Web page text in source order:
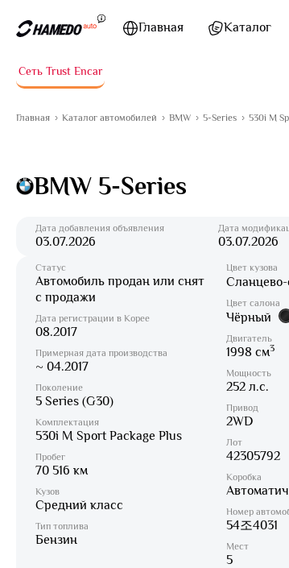
Главная
Каталог
Сеть Trust Encar
Главная Каталог автомобилей BMW 5-Series 530i M
BMW 5-Series
Дата добавления объявления
03.07.2026
Дата
03.07.2026
Статус
Автомобиль продан или снят
с продажи
Дата регистрации в Корее
08.2017
Примерная дата производства
~ 04.2017
Поколение
5 Series (G30)
Комплектация
530i M Sport Package Plus
Пробег
70 516 км
Кузов
Средний класс
Тип топлива
Бензин
Цвет кузова
Цвет салона
Чёрный
Двигатель
1998 см3
Мощность
252 л.с.
Привод
2WD
Лот
42305792
Коробка
Номер
54조4031
Мест
5